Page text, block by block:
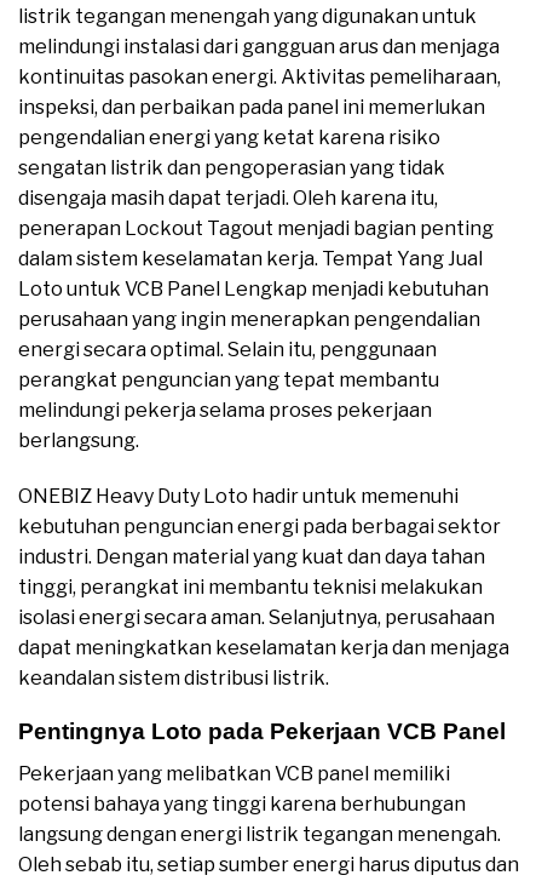
listrik tegangan menengah yang digunakan untuk
melindungi instalasi dari gangguan arus dan menjaga
kontinuitas pasokan energi. Aktivitas pemeliharaan,
inspeksi, dan perbaikan pada panel ini memerlukan
pengendalian energi yang ketat karena risiko
sengatan listrik dan pengoperasian yang tidak
disengaja masih dapat terjadi. Oleh karena itu,
penerapan Lockout Tagout menjadi bagian penting
dalam sistem keselamatan kerja. Tempat Yang Jual
Loto untuk VCB Panel Lengkap menjadi kebutuhan
perusahaan yang ingin menerapkan pengendalian
energi secara optimal. Selain itu, penggunaan
perangkat penguncian yang tepat membantu
melindungi pekerja selama proses pekerjaan
berlangsung.
ONEBIZ Heavy Duty Loto hadir untuk memenuhi
kebutuhan penguncian energi pada berbagai sektor
industri. Dengan material yang kuat dan daya tahan
tinggi, perangkat ini membantu teknisi melakukan
isolasi energi secara aman. Selanjutnya, perusahaan
dapat meningkatkan keselamatan kerja dan menjaga
keandalan sistem distribusi listrik.
Pentingnya Loto pada Pekerjaan VCB Panel
Pekerjaan yang melibatkan VCB panel memiliki
potensi bahaya yang tinggi karena berhubungan
langsung dengan energi listrik tegangan menengah.
Oleh sebab itu, setiap sumber energi harus diputus dan